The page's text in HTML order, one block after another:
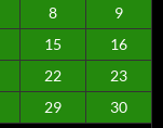
8
9
15
16
22
23
29
30